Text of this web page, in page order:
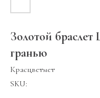
Золотой браслет
гранью
Красцветмет
SKU: